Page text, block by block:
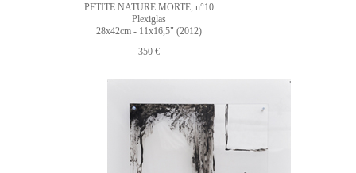
PETITE NATURE MORTE n°10
Plexiglas
28x42cm - 11x16,5" (2012)
350 €